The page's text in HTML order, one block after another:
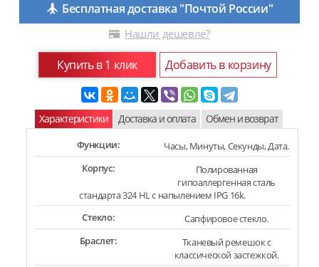
Бесплатная доставка "Почтой России"
Нашли дешевле?
Купить в 1 клик Добавить в корзину
Характеристики Доставка и оплата Обмен и возврат
Функции:
Часы, Минуты, Секунды, Дата.
Корпус:
Полированная
гипоаллергенная сталь
стандарта 324 HL с напылением IPG 16k.
Стекло:
Сапфировое стекло.
Браслет:
Тканевый ремешок с
классической застежкой.